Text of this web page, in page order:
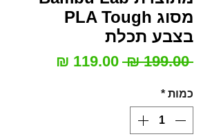
מסוג PLA Tough
בצבע תכלת
‏199.00 ‏₪
מחיר
כמות *